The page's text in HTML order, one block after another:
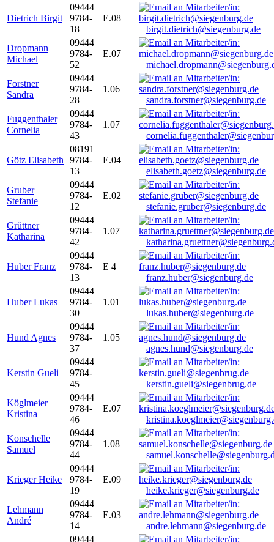
Dietrich Birgit
09444
9784-
18
E.08
birgit.dietrich@siegenburg.de
Dropmann
Michael
09444
9784-
52
E.07
Forstner
Sandra
09444
9784-
28
1.06
sandra.forstner@siegenburg.de
Fuggenthaler
Cornelia
09444
9784-
43
1.07
Götz Elisabeth
08191
9784-
13
E.04
elisabeth.goetz@siegenburg.de
Gruber
Stefanie
09444
9784-
12
E.02
stefanie.gruber@siegenburg.de
Grüttner
Katharina
09444
9784-
42
1.07
Huber Franz
09444
9784-
13
E 4
franz.huber@siegenburg.de
Huber Lukas
09444
9784-
30
1.01
lukas.huber@siegenburg.de
Hund Agnes
09444
9784-
37
1.05
agnes.hund@siegenburg.de
Kerstin Gueli
09444
9784-
45
kerstin.gueli@siegenbrug.de
Köglmeier
Kristina
09444
9784-
46
E.07
Konschelle
Samuel
09444
9784-
44
1.08
Krieger Heike
09444
9784-
19
E.09
heike.krieger@siegenburg.de
Lehmann
André
09444
9784-
14
E.03
andre.lehmann@siegenburg.de
09444